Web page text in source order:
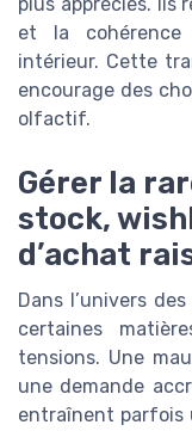
et la
intérieur. Cette
encourage des
olfactif.
Gérer la
stock,
d’achat
Dans l’univers
certaines
tensions. Une
une demande
entraînent parfois